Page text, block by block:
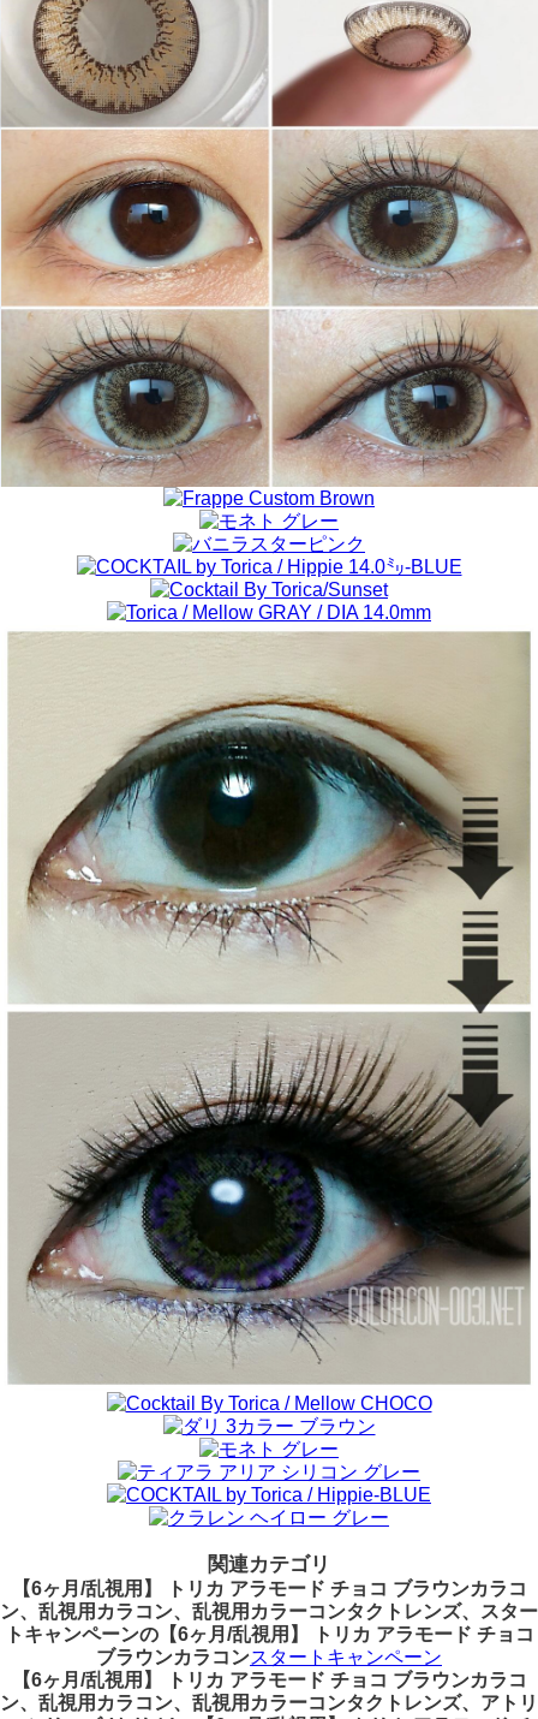
関連カテゴリ
【6ヶ月/乱視用】 トリカ アラモード チョコ ブラウンカラコ
ン、乱視用カラコン、乱視用カラーコンタクトレンズ、スター
トキャンペーンの【6ヶ月/乱視用】 トリカ アラモード チョコ
ブラウンカラコンスタートキャンペーン
【6ヶ月/乱視用】 トリカ アラモード チョコ ブラウンカラコ
ン、乱視用カラコン、乱視用カラーコンタクトレンズ、アトリ